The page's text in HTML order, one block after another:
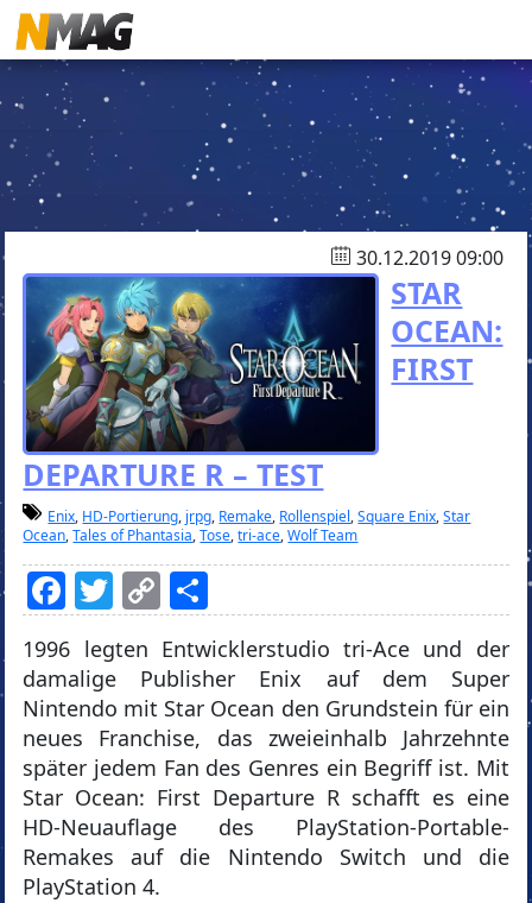
30.12.2019 09:00
STAR
OCEAN:
FIRST
DEPARTURE R – TEST
Enix, HD-Portierung, jrpg, Remake, Rollenspiel,Square Enix,Star
Ocean,Tales of Phantasia,Tose,tri-ace,Wolf Team
Facebook
Twitter
Copy
Link
1996 legten Entwicklerstudio tri-Ace und der
damalige Publisher Enix auf dem Super
Nintendo mit Star Ocean den Grundstein für ein
neues Franchise, das zweieinhalb Jahrzehnte
später jedem Fan des Genres ein Begriff ist. Mit
Star Ocean: First Departure R schafft es eine
HD-Neuauflage des PlayStation-Portable-
Remakes auf die Nintendo Switch und die
PlayStation 4.